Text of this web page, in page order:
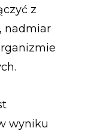
z
nadmiar
wyniku